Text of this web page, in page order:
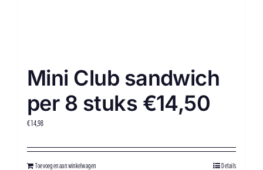
Mini Club sandwich
per 8 stuks €14,50
€14,98
Toevoegen aan winkelwagen Details